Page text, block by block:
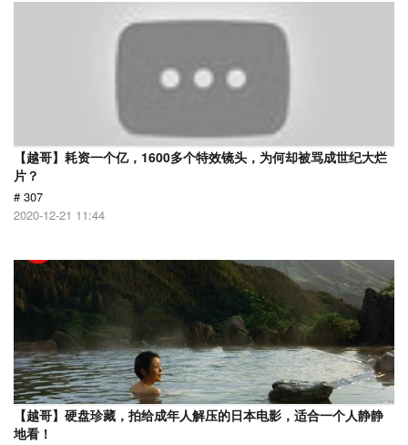
【越哥】耗资一个亿，1600多个特效镜头，为何却被骂成世纪大烂
片？
# 307
2020-12-21 11:44
【越哥】硬盘珍藏，拍给成年人解压的日本电影，适合一个人静静
地看！